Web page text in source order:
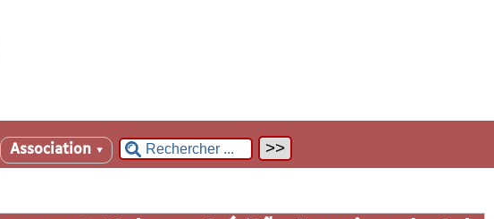
Association ▼